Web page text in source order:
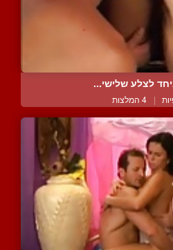
לצלע שלישי...
| 4 המלצות